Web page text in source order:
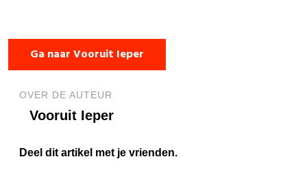
Ga naar Vooruit Ieper
OVER DE AUTEUR
Vooruit Ieper
Deel dit artikel met je vrienden.